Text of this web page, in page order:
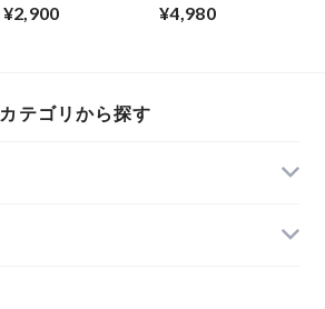
¥2,900 ¥4,980
カテゴリから探す